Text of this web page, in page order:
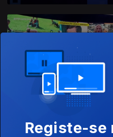
Registe-se